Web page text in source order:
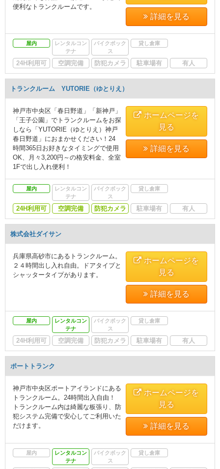
便利なトランクルームです。
詳細を見る
屋内
レンタルコン
テナ
バイクボック
ス
貸し倉庫
24H利用可 空調完備 防犯カメラ 駐車場有 有人
トランクルーム YUTORIE（ゆとりえ）
神戸市中央区「春日野道」「新神戸」
「王子公園」でトランクルームをお探
しなら「YUTORIE（ゆとりえ）神戸
春日野道」におまかせください！24
時間365日お好きなタイミングで使用
OK、月々3,200円～の格安料金、全室
1Fで出し入れ便利！
ホームページを
見る
詳細を見る
屋内
レンタルコン
テナ
バイクボック
ス
貸し倉庫
24H利用可 空調完備 防犯カメラ 駐車場有 有人
株式会社ダイサン
兵庫県高砂市にあるトランクルーム。
２４時間出し入れ自由。ドアタイプと
シャッタータイプがあります。
ホームページを
見る
詳細を見る
屋内
レンタルコン
テナ
バイクボック
ス
貸し倉庫
24H利用可 空調完備 防犯カメラ 駐車場有 有人
ポートトランク
神戸市中央区ポートアイランドにある
トランクルーム。24時間出入自由！
トランクルーム内は綺麗な板張り、防
犯システム完備で安心してご利用いた
だけます。
ホームページを
見る
詳細を見る
屋内
レンタルコン
テナ
バイクボック
ス
貸し倉庫